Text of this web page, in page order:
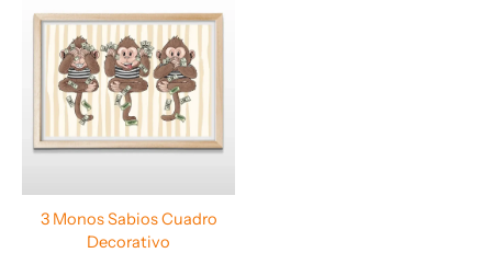
3 Monos Sabios Cuadro
Decorativo
precios:
desde
$ 64.960
hasta
$ 68.960